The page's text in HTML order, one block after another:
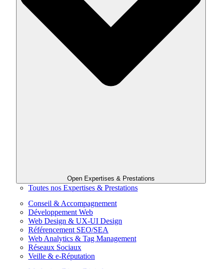
Open Expertises & Prestations
Toutes nos Expertises & Prestations
Conseil & Accompagnement
Développement Web
Web Design & UX-UI Design
Référencement SEO/SEA
Web Analytics & Tag Management
Réseaux Sociaux
Veille & e-Réputation